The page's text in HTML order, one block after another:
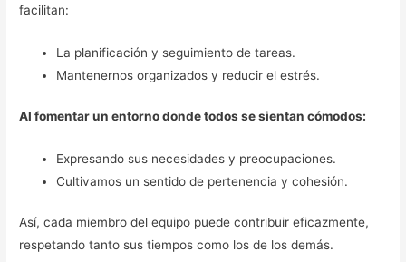
facilitan:
La planificación y seguimiento de tareas.
Mantenernos organizados y reducir el estrés.
Al fomentar un entorno donde todos se sientan cómodos:
Expresando sus necesidades y preocupaciones.
Cultivamos un sentido de pertenencia y cohesión.
Así, cada miembro del equipo puede contribuir eficazmente,
respetando tanto sus tiempos como los de los demás.